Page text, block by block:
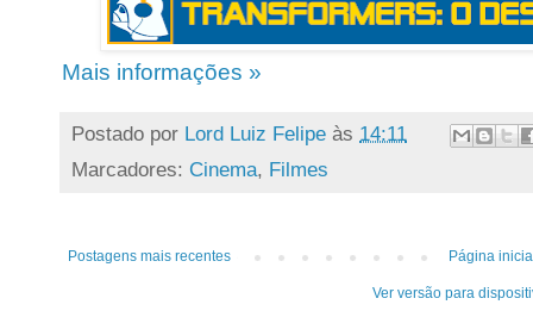
Mais informações »
Postado por Lord Luiz Felipe às 14:11
Marcadores: Cinema, Filmes
Postagens mais recentes Página
Ver versão para